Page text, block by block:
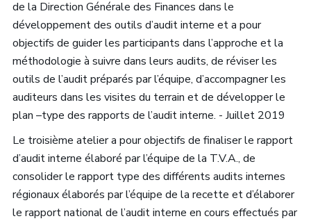
de la Direction Générale des Finances dans le
développement des outils d’audit interne et a pour
objectifs de guider les participants dans l’approche et la
méthodologie à suivre dans leurs audits, de réviser les
outils de l’audit préparés par l’équipe, d’accompagner les
auditeurs dans les visites du terrain et de développer le
plan –type des rapports de l’audit interne. - Juillet 2019
Le troisième atelier a pour objectifs de finaliser le rapport
d’audit interne élaboré par l’équipe de la T.V.A., de
consolider le rapport type des différents audits internes
régionaux élaborés par l’équipe de la recette et d’élaborer
le rapport national de l’audit interne en cours effectués par